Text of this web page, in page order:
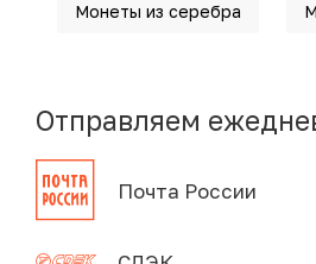
Монеты из серебра
Отправляем
Почта России